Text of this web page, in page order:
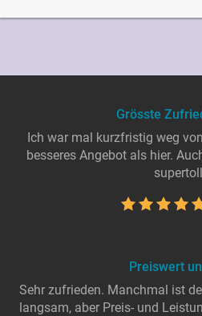
Grösste
Ich war mal kurzfristig weg
besseres Angebot als hier.
Preiswert
Sehr zufrieden. Manchmal ist
langsam, aber Preis- und